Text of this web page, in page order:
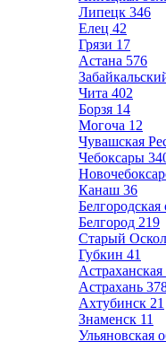
Липецк 346
Елец 42
Грязи 17
Астана 576
Чита 402
Борзя 14
Могоча 12
Чувашская
Чебоксары
Канаш 36
Белгородская
Белгород 219
Старый Оскол
Губкин 41
Астраханская
Астрахань
Ахтубинск 21
Знаменск 11
Ульяновская